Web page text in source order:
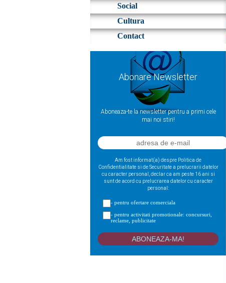
Social
Cultura
Contact
Abonare Newsletter
Aboneaza-te la newsletter pentru a primi cele
mai noi stiri!
Am fost informat(a) despre Politica de
Confidentialitate si de Securitate a prelucrarii datelor
cu caracter personal, declar ca am peste 16 ani si
sunt de acord cu prelucrarea datelor cu caracter
personal:
- pentru ofertare comerciala
- pentru activitati promotionale: concursuri,
reclame, publicitate